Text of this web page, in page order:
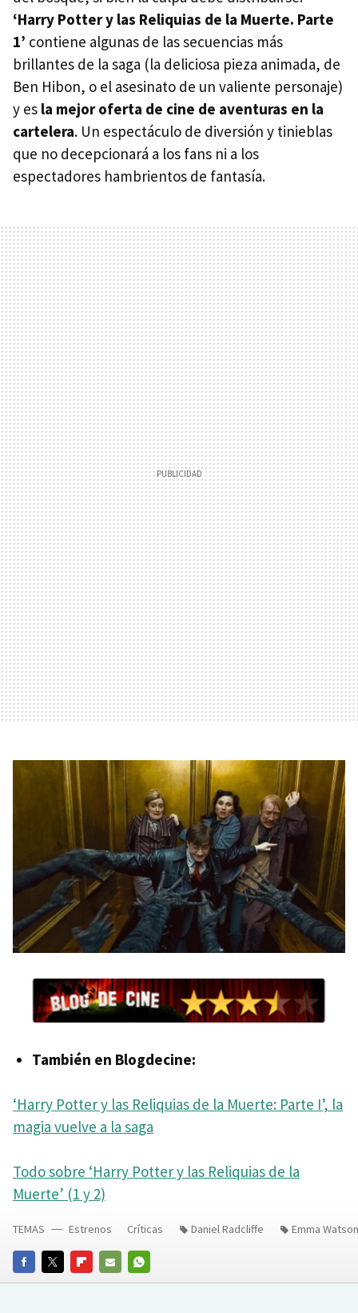
‘Harry Potter y las Reliquias de la Muerte. Parte
1’ contiene algunas de las secuencias más
brillantes de la saga (la deliciosa pieza animada, de
Ben Hibon, o el asesinato de un valiente personaje)
y es la mejor oferta de cine de aventuras en la
cartelera. Un espectáculo de diversión y tinieblas
que no decepcionará a los fans ni a los
espectadores hambrientos de fantasía.
También en Blogdecine:
‘Harry Potter y las Reliquias de la Muerte: Parte I’, la
magia vuelve a la saga
Todo sobre ‘Harry Potter y las Reliquias de la
Muerte’ (1 y 2)
FACEBOOKTWITTERFLIPBOARD
E-
WHATSAPP
TEMAS Estrenos Críticas Daniel Radcliffe Emma Watson